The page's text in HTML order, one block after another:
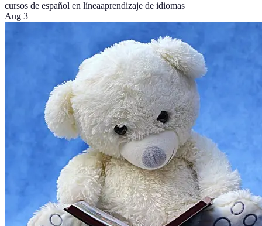
cursos de español en líneaaprendizaje de idiomas
Aug 3